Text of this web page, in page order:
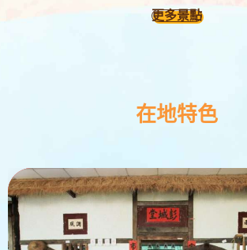
更多景點
在地特色